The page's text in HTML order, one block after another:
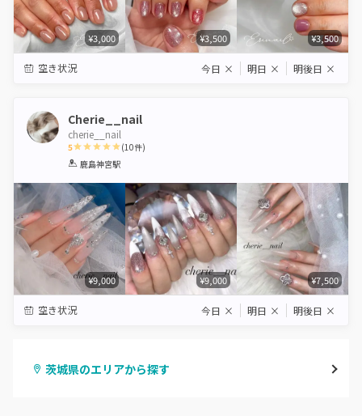
¥3,000 ¥3,500 ¥3,500
空き状況 今日 × 明日 × 明後日 ×
Cherie__nail
cherie__nail
5
1 2 3 4 5
(10件)
鹿島神宮駅
¥9,000 ¥9,000 ¥7,500
空き状況 今日 × 明日 × 明後日 ×
茨城県のエリアから探す